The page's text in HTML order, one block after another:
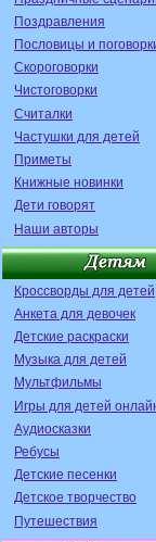
Поздравления
Пословицы и
Скороговорки
Чистоговорки
Считалки
Частушки для детей
Приметы
Книжные новинки
Дети говорят
Наши авторы
Кроссворды для детей
Анкета для девочек
Детские раскраски
Музыка для детей
Мультфильмы
Игры для детей
Аудиосказки
Ребусы
Детские песенки
Детское творчество
Путешествия